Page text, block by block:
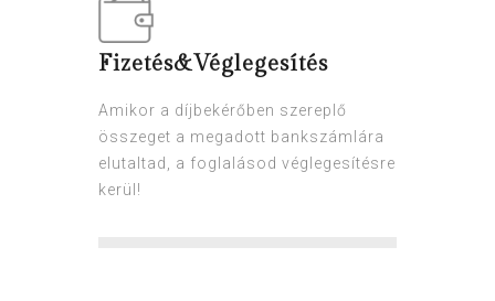
Fizetés&Véglegesítés
Amikor a díjbekérőben szereplő
összeget a megadott bankszámlára
elutaltad, a foglalásod véglegesítésre
kerül!